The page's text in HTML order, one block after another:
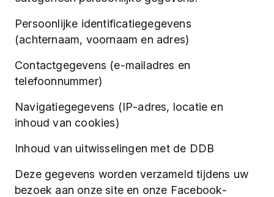
Persoonlijke identificatiegegevens
(achternaam, voornaam en adres)
Contactgegevens (e-mailadres en
telefoonnummer)
Navigatiegegevens (IP-adres, locatie en
inhoud van cookies)
Inhoud van uitwisselingen met de DDB
Deze gegevens worden verzameld tijdens uw
bezoek aan onze site en onze Facebook-